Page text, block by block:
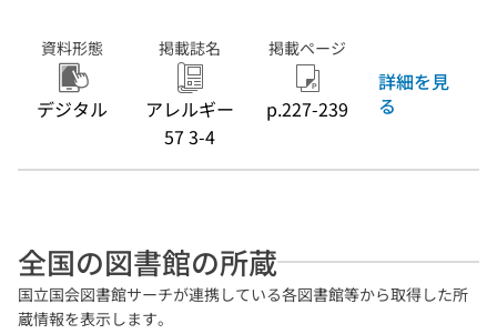
資料形態
デジタル
掲載誌名
アレルギー
57 3-4
掲載ページ
p.227-239
詳細を見
る
全国の図書館の所蔵
国立国会図書館サーチが連携している各図書館等から取得した所
蔵情報を表示します。